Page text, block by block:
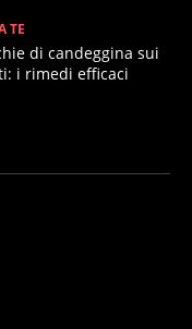
TE
di candeggina sui
i rimedi efficaci